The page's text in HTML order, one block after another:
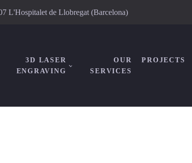
L'Hospitalet de Llobregat (Barcelona)
3D LASER
ENGRAVING
OUR
SERVICES
PROJECTS